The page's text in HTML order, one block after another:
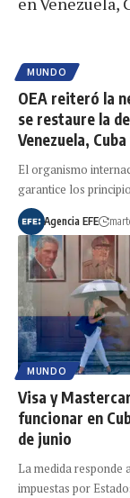
MUNDO
OEA reiteró la
se restaure la
Venezuela,
El organismo
garantice los
Agencia EFE
MUNDO
Visa y
funcionar en
de junio
La medida responde
impuestas por